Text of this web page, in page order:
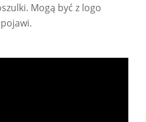
Mogą być z logo